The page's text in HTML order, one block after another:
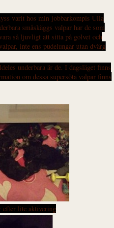
varit hos min jobbarkompis Ulla
småskäggs valpar har de som
så ljuvligt att sitta på golvet och
inte ens pudelungar utan dvärg
underbara är de. I dagsläget finns
om dessa supersöta valpar finns
efter lite aktivering